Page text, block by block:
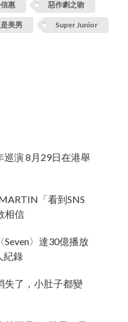
惠 惡作劇之吻
美男 Super Junior
在港舉
「看到SNS
相信
〉達30億播放
紀錄
失了，小肚子都變